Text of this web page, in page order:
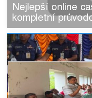
Nejlepší online
kompletní